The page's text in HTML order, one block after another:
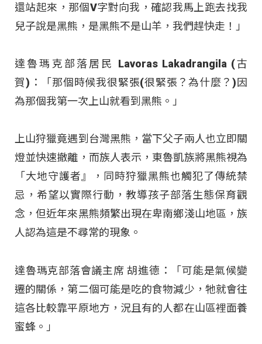
還站起來，那個V字對向我，確認我馬上跑去找我
兒子說是黑熊，是黑熊不是山羊，我們趕快走！」
達魯瑪克部落居民 Lavoras Lakadrangila (古
賀)：「那個時候我很緊張(很緊張？為什麼？)因
為那個我第一次上山就看到黑熊。」
上山狩獵竟遇到台灣黑熊，當下父子兩人也立即關
燈並快速撤離，而族人表示，東魯凱族將黑熊視為
「大地守護者』，同時狩獵黑熊也觸犯了傳統禁
忌，希望以實際行動，教導孩子部落生態保育觀
念，但近年來黑熊頻繁出現在卑南鄉淺山地區，族
人認為這是不尋常的現象。
達魯瑪克部落會議主席 胡進德：「可能是氣候變
遷的關係，第二個可能是吃的食物減少，牠就會往
這各比較靠平原地方，況且有的人都在山區裡面養
蜜蜂。」